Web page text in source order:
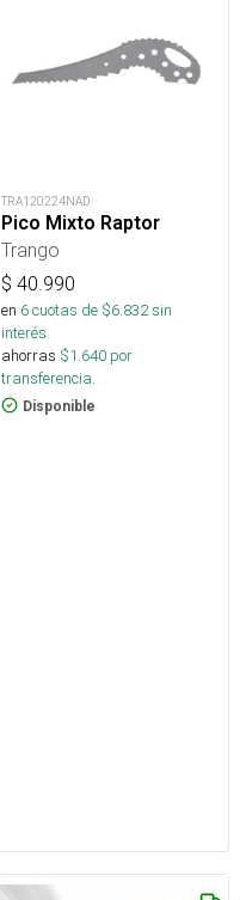
TRA120224NAD
Pico Mixto Raptor
Trango
$ 40.990
en 6cuotas de $6.832sin
interés
ahorras $1.640 por
transferencia.
Disponible